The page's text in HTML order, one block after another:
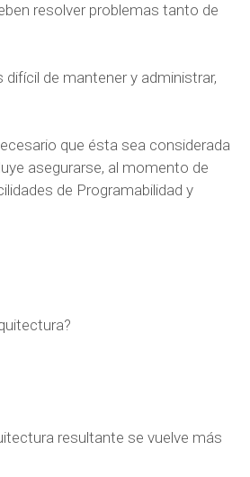
resolver problemas tanto de
de mantener y administrar,
que ésta sea considerada
asegurarse, al momento de
de Programabilidad y
resultante se vuelve más